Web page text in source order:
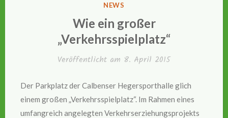
VERÖFFENTLICHT
IN
NEWS
Wie ein großer
„Verkehrsspielplatz“
Veröffentlicht am 8. April 2015
Der Parkplatz der Calbenser Hegersporthalle glich
einem großen „Verkehrsspielplatz“. Im Rahmen eines
umfangreich angelegten Verkehrserziehungsprojekts